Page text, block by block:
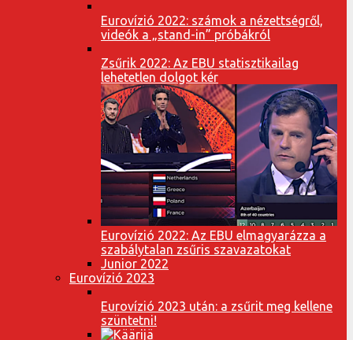
Eurovízió 2022: számok a nézettségről,
videók a „stand-in” próbákról
Zsűrik 2022: Az EBU statisztikailag
lehetetlen dolgot kér
Eurovízió 2022: Az EBU elmagyarázza a
szabálytalan zsűris szavazatokat
Junior 2022
Eurovízió 2023
Eurovízió 2023 után: a zsűrit meg kellene
szüntetni!